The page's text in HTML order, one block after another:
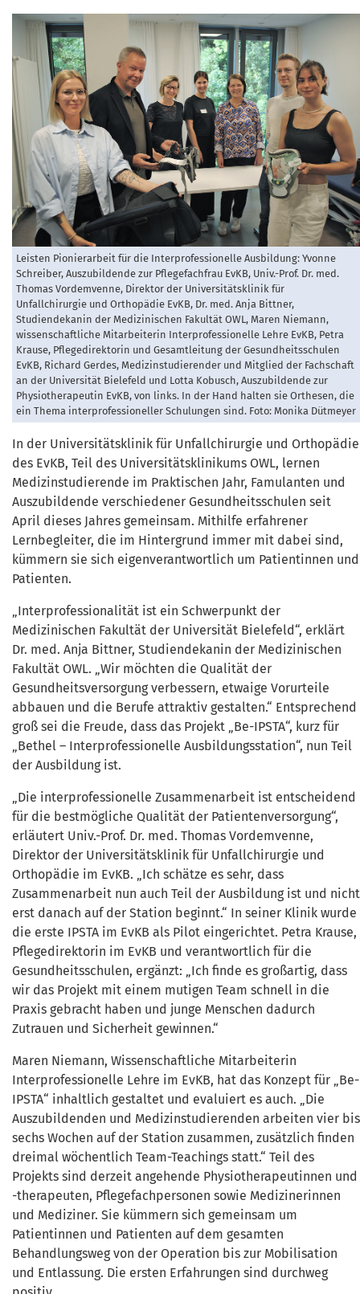
Leisten Pionierarbeit für die Interprofessionelle Ausbildung: Yvonne
Schreiber, Auszubildende zur Pflegefachfrau EvKB, Univ.-Prof. Dr. med.
Thomas Vordemvenne, Direktor der Universitätsklinik für
Unfallchirurgie und Orthopädie EvKB, Dr. med. Anja Bittner,
Studiendekanin der Medizinischen Fakultät OWL, Maren Niemann,
wissenschaftliche Mitarbeiterin Interprofessionelle Lehre EvKB, Petra
Krause, Pflegedirektorin und Gesamtleitung der Gesundheitsschulen
EvKB, Richard Gerdes, Medizinstudierender und Mitglied der Fachschaft
an der Universität Bielefeld und Lotta Kobusch, Auszubildende zur
Physiotherapeutin EvKB, von links. In der Hand halten sie Orthesen, die
ein Thema interprofessioneller Schulungen sind. Foto: Monika Dütmeyer
In der Universitätsklinik für Unfallchirurgie und Orthopädie
des EvKB, Teil des Universitätsklinikums OWL, lernen
Medizinstudierende im Praktischen Jahr, Famulanten und
Auszubildende verschiedener Gesundheitsschulen seit
April dieses Jahres gemeinsam. Mithilfe erfahrener
Lernbegleiter, die im Hintergrund immer mit dabei sind,
kümmern sie sich eigenverantwortlich um Patientinnen und
Patienten.
„Interprofessionalität ist ein Schwerpunkt der
Medizinischen Fakultät der Universität Bielefeld“, erklärt
Dr. med. Anja Bittner, Studiendekanin der Medizinischen
Fakultät OWL. „Wir möchten die Qualität der
Gesundheitsversorgung verbessern, etwaige Vorurteile
abbauen und die Berufe attraktiv gestalten.“ Entsprechend
groß sei die Freude, dass das Projekt „Be-IPSTA“, kurz für
„Bethel – Interprofessionelle Ausbildungsstation“, nun Teil
der Ausbildung ist.
„Die interprofessionelle Zusammenarbeit ist entscheidend
für die bestmögliche Qualität der Patientenversorgung“,
erläutert Univ.-Prof. Dr. med. Thomas Vordemvenne,
Direktor der Universitätsklinik für Unfallchirurgie und
Orthopädie im EvKB. „Ich schätze es sehr, dass
Zusammenarbeit nun auch Teil der Ausbildung ist und nicht
erst danach auf der Station beginnt.“ In seiner Klinik wurde
die erste IPSTA im EvKB als Pilot eingerichtet. Petra Krause,
Pflegedirektorin im EvKB und verantwortlich für die
Gesundheitsschulen, ergänzt: „Ich finde es großartig, dass
wir das Projekt mit einem mutigen Team schnell in die
Praxis gebracht haben und junge Menschen dadurch
Zutrauen und Sicherheit gewinnen.“
Maren Niemann, Wissenschaftliche Mitarbeiterin
Interprofessionelle Lehre im EvKB, hat das Konzept für „Be-
IPSTA“ inhaltlich gestaltet und evaluiert es auch. „Die
Auszubildenden und Medizinstudierenden arbeiten vier bis
sechs Wochen auf der Station zusammen, zusätzlich finden
dreimal wöchentlich Team-Teachings statt.“ Teil des
Projekts sind derzeit angehende Physiotherapeutinnen und
-therapeuten, Pflegefachpersonen sowie Medizinerinnen
und Mediziner. Sie kümmern sich gemeinsam um
Patientinnen und Patienten auf dem gesamten
Behandlungsweg von der Operation bis zur Mobilisation
und Entlassung. Die ersten Erfahrungen sind durchweg